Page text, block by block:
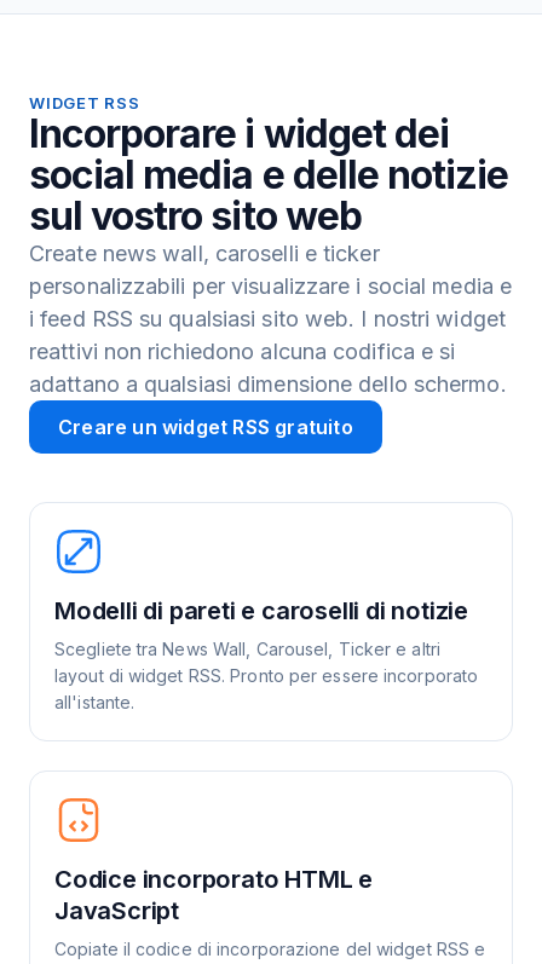
WIDGET RSS
Incorporare i widget dei
social media e delle notizie
sul vostro sito web
Create news wall, caroselli e ticker
personalizzabili per visualizzare i social media e
i feed RSS su qualsiasi sito web. I nostri widget
reattivi non richiedono alcuna codifica e si
adattano a qualsiasi dimensione dello schermo.
Creare un widget RSS gratuito
Modelli di pareti e caroselli di notizie
Scegliete tra News Wall, Carousel, Ticker e altri
layout di widget RSS. Pronto per essere incorporato
all'istante.
Codice incorporato HTML e
JavaScript
Copiate il codice di incorporazione del widget RSS e